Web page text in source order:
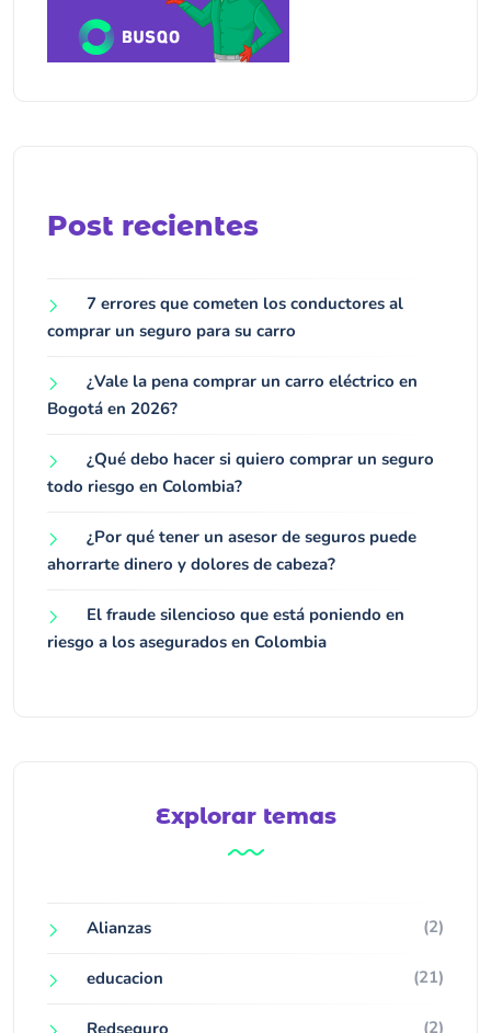
Post recientes
7 errores que cometen los conductores al
comprar un seguro para su carro
¿Vale la pena comprar un carro eléctrico en
Bogotá en 2026?
¿Qué debo hacer si quiero comprar un seguro
todo riesgo en Colombia?
¿Por qué tener un asesor de seguros puede
ahorrarte dinero y dolores de cabeza?
El fraude silencioso que está poniendo en
riesgo a los asegurados en Colombia
Explorar temas
Alianzas (2)
educacion (21)
(2)